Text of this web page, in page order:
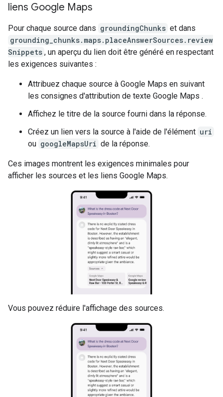
liens Google Maps
Pour chaque source dans groundingChunks et dans
grounding_chunks.maps.placeAnswerSources.review
Snippets , un aperçu du lien doit être généré en respectant
les exigences suivantes :
Attribuez chaque source à Google Maps en suivant
les consignes d'attribution de texte Google Maps .
Affichez le titre de la source fourni dans la réponse.
Créez un lien vers la source à l'aide de l'élément uri
ou googleMapsUri de la réponse.
Ces images montrent les exigences minimales pour
afficher les sources et les liens Google Maps.
Vous pouvez réduire l'affichage des sources.